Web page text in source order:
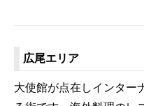
広尾エリア
大使館が点在しインター